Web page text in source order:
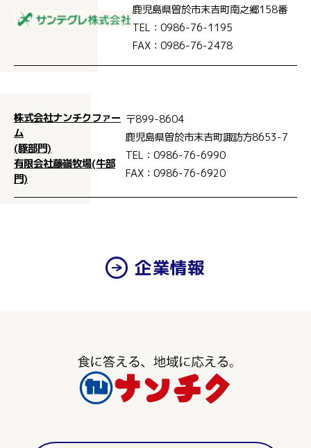
鹿児島県曽於市末吉町南之郷158番
TEL：0986-76-1195
FAX：0986-76-2478
株式会社ナンチクファー
ム
(豚部門)
有限会社藤嶺牧場(牛部
門)
〒899-8604
鹿児島県曽於市末吉町諏訪方8653-7
TEL：0986-76-6990
FAX：0986-76-6920
企業情報